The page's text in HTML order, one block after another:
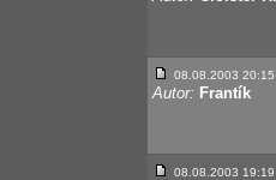
08.08.2003 20:15
Autor: Frantík
08.08.2003 19:19